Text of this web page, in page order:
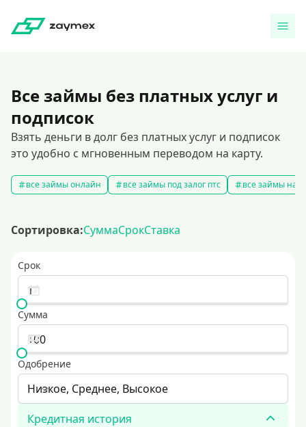
Все займы без платных услуг и
подписок
Взять деньги в долг без платных услуг и подписок
это удобно с мгновенным переводом на карту.
все займы онлайн все займы под залог птс все займы на
Сортировка:СуммаСрокСтавка
Срок
Сумма
Одобрение
Низкое, Среднее, Высокое
Кредитная история